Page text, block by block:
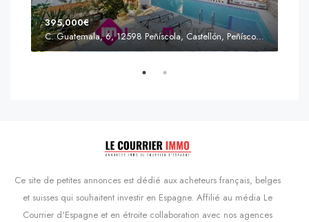
395,000€
C. Guatemala, 6, 12598 Peñíscola, Castellón, Peñíscola, Communauté valencienne
Ce site de petites annonces est dédié aux acheteurs français, belges
et suisses qui souhaitent investir en Espagne. Affilié au média Le
Courrier d'Espagne et en étroite collaboration avec nos agences